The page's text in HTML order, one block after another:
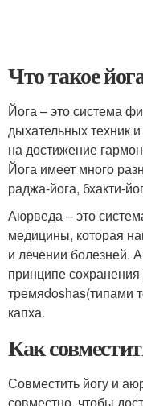
Что такое
Йога – это система
дыхательных техник
на достижение
Йога имеет много
раджа-йога, бхакти-
Аюрведа – это
медицины, которая
и лечении болезней.
принципе
тремяdoshas(типами
капха.
Как
Совместить йогу и